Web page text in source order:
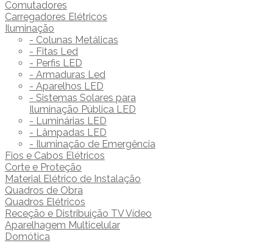
Comutadores
Carregadores Elétricos
Iluminação
- Colunas Metálicas
- Fitas Led
- Perfis LED
- Armaduras Led
- Aparelhos LED
- Sistemas Solares para
Iluminação Pública LED
- Luminárias LED
- Lâmpadas LED
- Iluminação de Emergência
Fios e Cabos Elétricos
Corte e Proteção
Material Elétrico de Instalação
Quadros de Obra
Quadros Elétricos
Receção e Distribuição TV Vídeo
Aparelhagem Multicelular
Domótica